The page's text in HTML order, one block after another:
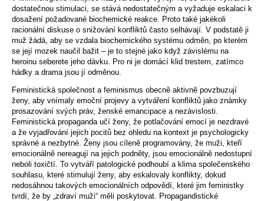
dostatečnou stimulaci, se stává nedostatečným a vyžaduje eskalaci k
dosažení požadované biochemické reakce. Proto také jakékoli
racionální diskuse o snižování konfliktů často selhávají. V podstatě ji
muž žádá, aby se vzdala biochemického systému odměn, po kterém
se její mozek naučil bažit – je to stejné jako když závislému na
heroinu seberete jeho dávku. Pro ni je domácí klid trestem, zatímco
hádky a drama jsou jí odměnou.
Feministická společnost a feminismus obecně aktivně povzbuzují
ženy, aby vnímaly emoční projevy a vytváření konfliktů jako známky
prosazování svých práv, ženské emancipace a nezávislosti.
Feministická propaganda učí ženy, že potlačování emocí je nezdravé
a že vyjadřování jejich pocitů bez ohledu na kontext je psychologicky
správné a nezbytné. Ženy jsou cíleně programovány, že muži, kteří
emocionálně nereagují na jejich podněty, jsou emocionálně nedostupní
neboli toxičtí. To vytváří patologické podhoubí a klima společenského
souhlasu, které stimulují ženy, aby eskalovaly konflikty, dokud
nedosáhnou takových emocionálních odpovědí, které jim feministky
tvrdí, že by „zdraví muži“ měli poskytovat. Propagandistické